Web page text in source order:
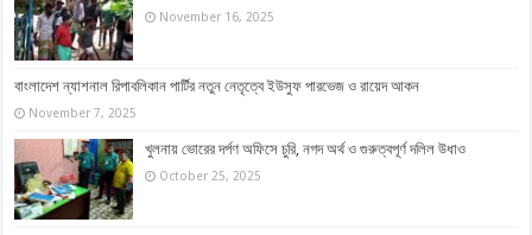
November 16, 2025
বাংলাদেশ ন্যাশনাল রিপাবলিকান পার্টির নতুন নেতৃত্বে ইউসুফ পারভেজ ও রায়েদ আকন
November 7, 2025
খুলনায় ভোরের দর্পণ অফিসে চুরি, নগদ অর্থ ও গুরুত্বপূর্ণ দলিল উধাও
October 25, 2025